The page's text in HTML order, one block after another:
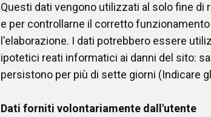
Questi dati vengono utilizzati al solo fine
e per controllarne il corretto
l'elaborazione. I dati potrebbero essere
ipotetici reati informatici ai danni del sito:
persistono per più di sette giorni (Indicare
Dati forniti volontariamente dall'utente